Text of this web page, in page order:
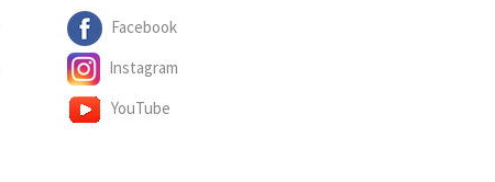
Facebook
Instagram
YouTube